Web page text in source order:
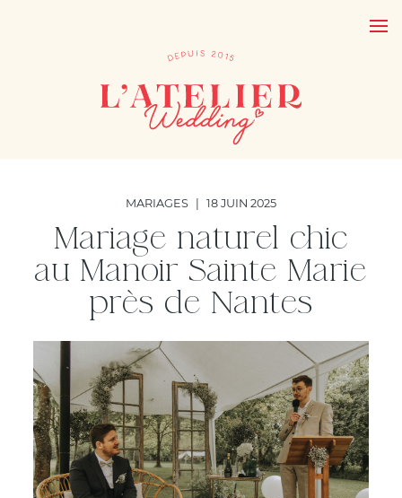
MARIAGES | 18 JUIN 2025
Mariage naturel chic
au Manoir Sainte Marie
près de Nantes